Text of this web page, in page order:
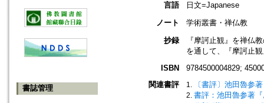
書誌管理
言語
日文=Japanese
ノート
学術叢書・禅仏教
抄録
『摩訶止観』を禅仏
を通して、『摩訶止
ISBN
9784500004829;
関連書評
〔書評〕池田魯参
書評：池田魯参著